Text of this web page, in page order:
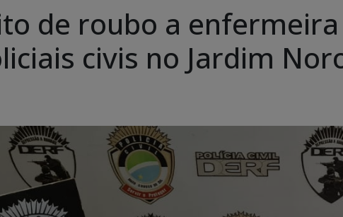
de roubo a
civis no Jardim